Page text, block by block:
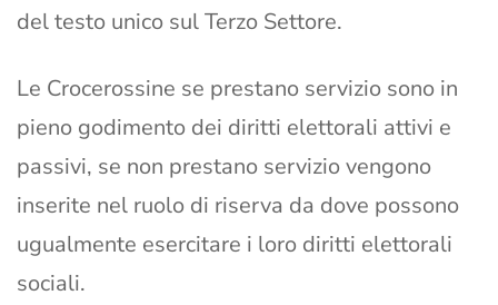
del testo unico sul Terzo Settore.
Le Crocerossine se prestano servizio sono in
pieno godimento dei diritti elettorali attivi e
passivi, se non prestano servizio vengono
inserite nel ruolo di riserva da dove possono
ugualmente esercitare i loro diritti elettorali
sociali.